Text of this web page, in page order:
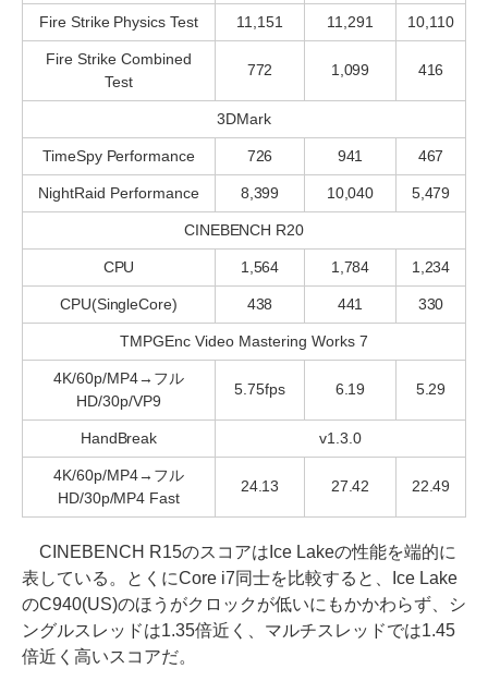
Fire Strike Physics Test 11,151 11,291 10,110
Fire Strike Combined
Test
772 1,099 416
3DMark
TimeSpy Performance 726 941 467
NightRaid Performance 8,399 10,040 5,479
CINEBENCH R20
CPU 1,564 1,784 1,234
CPU(SingleCore) 438 441 330
TMPGEnc Video Mastering Works 7
4K/60p/MP4→フル
HD/30p/VP9
5.75fps 6.19 5.29
HandBreak v1.3.0
4K/60p/MP4→フル
HD/30p/MP4 Fast
24.13 27.42 22.49
CINEBENCH R15のスコアはIce Lakeの性能を端的に
表している。とくにCore i7同士を比較すると、Ice Lake
のC940(US)のほうがクロックが低いにもかかわらず、シ
ングルスレッドは1.35倍近く、マルチスレッドでは1.45
倍近く高いスコアだ。